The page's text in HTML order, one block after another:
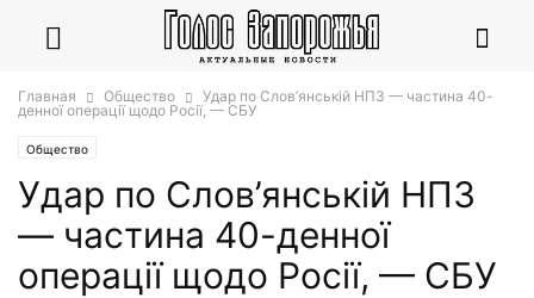
Главная Общество
Удар по Слов’янській НПЗ — частина 40-
денної операції щодо Росії, — СБУ
Общество
Удар по Слов’янській НПЗ
— частина 40-денної
операції щодо Росії, — СБУ